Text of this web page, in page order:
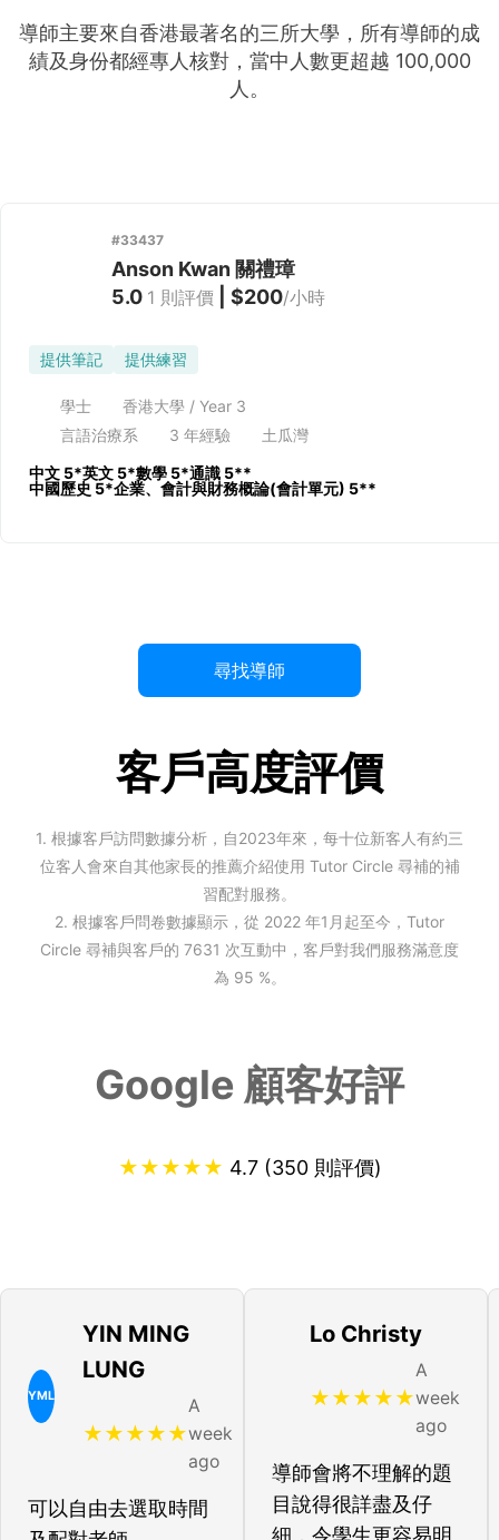
導師主要來自香港最著名的三所大學，所有導師的成
績及身份都經專人核對，當中人數更超越 100,000
人。
#33437
Anson Kwan 關禮璋
5.0 1 則評價 $200/小時
提供筆記 提供練習
學士
香港大學 / Year 3
言語治療系
3 年經驗
土瓜灣
中文 5*英文 5*數學 5*通識 5**
中國歷史 5*企業、會計與財務概論(會計單元) 5**
尋找導師
客戶高度評價
1. 根據客戶訪問數據分析，自2023年來，每十位新客人有約三
位客人會來自其他家長的推薦介紹使用 Tutor Circle 尋補的補
習配對服務。
2. 根據客戶問卷數據顯示，從 2022 年1月起至今，Tutor
Circle 尋補與客戶的 7631 次互動中，客戶對我們服務滿意度
為 95 %。
Google 顧客好評
★★★★★ 4.7 (350 則評價)
YML
YIN MING
LUNG
★★★★★
A
week
ago
可以自由去選取時間
Lo Christy
★★★★★
A
week
ago
導師會將不理解的題
目說得很詳盡及仔